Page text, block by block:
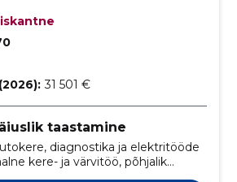
31 501 €
taastamine
diagnostika ja elektritööde
kere- ja värvitöö, põhjalik